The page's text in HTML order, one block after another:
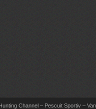
Channel – Pescuit Sportiv –